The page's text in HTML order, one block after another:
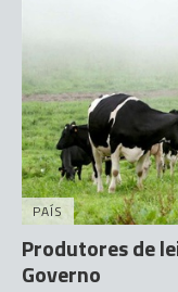
PAÍS
Produtores de
Governo